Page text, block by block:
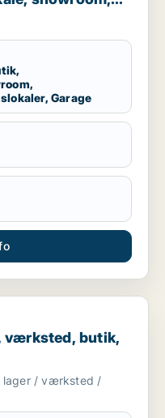
eller
eller
Garage
butik, klinik, restaurant,
værksted, butik,
hotel eller
i Vordingborg,
lager / værksted /